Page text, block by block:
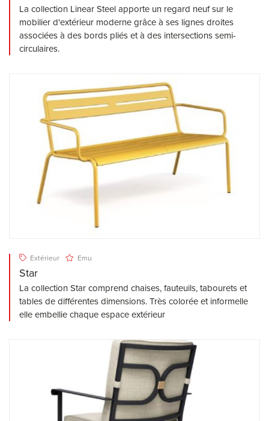
La collection Linear Steel apporte un regard neuf sur le
mobilier d'extérieur moderne grâce à ses lignes droites
associées à des bords pliés et à des intersections semi-
circulaires.
Extérieur Emu
Star
La collection Star comprend chaises, fauteuils, tabourets et
tables de différentes dimensions. Très colorée et informelle
elle embellie chaque espace extérieur